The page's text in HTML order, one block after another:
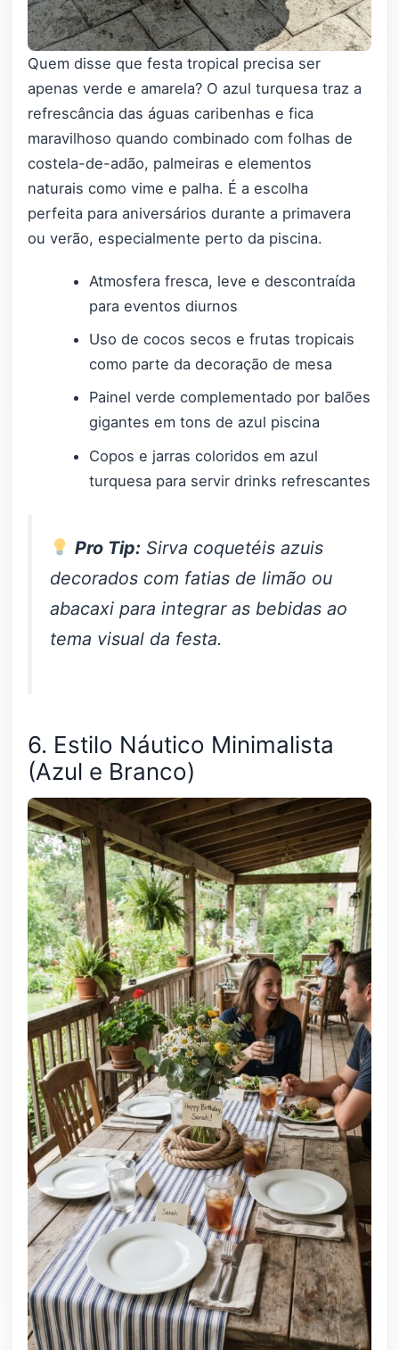
Quem disse que festa tropical precisa ser
apenas verde e amarela? O azul turquesa traz a
refrescância das águas caribenhas e fica
maravilhoso quando combinado com folhas de
costela-de-adão, palmeiras e elementos
naturais como vime e palha. É a escolha
perfeita para aniversários durante a primavera
ou verão, especialmente perto da piscina.
Atmosfera fresca, leve e descontraída
para eventos diurnos
Uso de cocos secos e frutas tropicais
como parte da decoração de mesa
Painel verde complementado por balões
gigantes em tons de azul piscina
Copos e jarras coloridos em azul
turquesa para servir drinks refrescantes
Pro Tip:Sirva coquetéis azuis
decorados com fatias de limão ou
abacaxi para integrar as bebidas ao
tema visual da festa.
6. Estilo Náutico Minimalista
(Azul e Branco)